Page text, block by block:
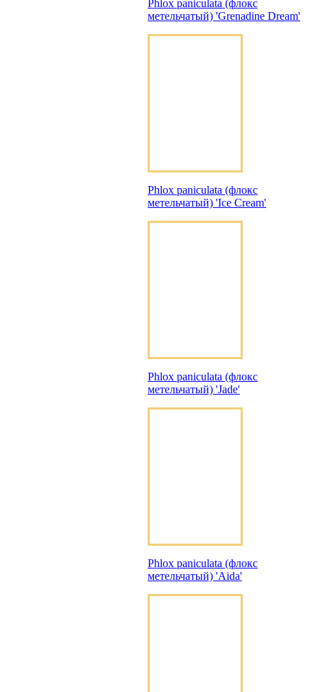
Phlox paniculata (флокс
метельчатый) 'Grenadine Dream'
Phlox paniculata (флокс
метельчатый) 'Ice Cream'
Phlox paniculata (флокс
метельчатый) 'Jade'
Phlox paniculata (флокс
метельчатый) 'Aida'